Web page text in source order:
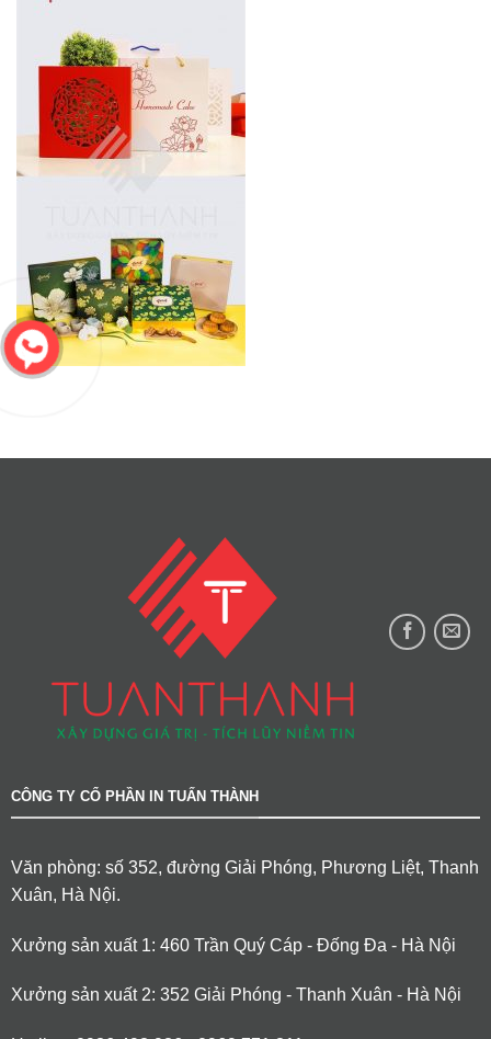
CÔNG TY CỔ PHẦN IN TUẤN THÀNH
Văn phòng: số 352, đường Giải Phóng, Phương Liệt, Thanh
Xuân, Hà Nội.
Xưởng sản xuất 1: 460 Trần Quý Cáp - Đống Đa - Hà Nội
Xưởng sản xuất 2: 352 Giải Phóng - Thanh Xuân - Hà Nội